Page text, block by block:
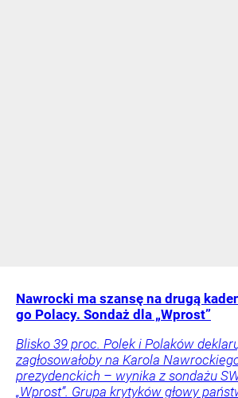
Nawrocki ma szansę na drugą
go Polacy. Sondaż dla „Wprost”
Blisko 39 proc. Polek i Polaków
zagłosowałoby na Karola
prezydenckich – wynika z sondażu
„Wprost”. Grupa krytyków głowy